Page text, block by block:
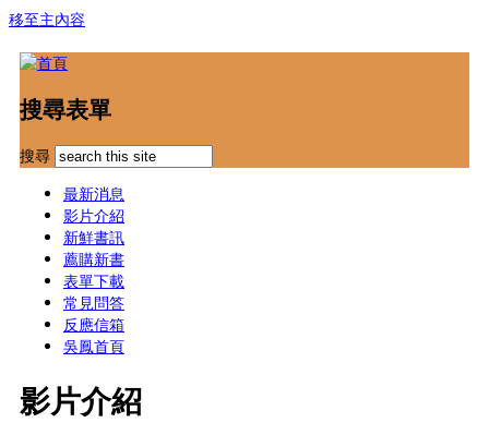
移至主內容
搜尋表單
搜尋
最新消息
影片介紹
新鮮書訊
薦購新書
表單下載
常見問答
反應信箱
吳鳳首頁
影片介紹